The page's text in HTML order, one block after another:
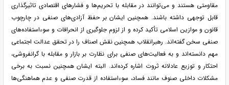
مقاومتی هستند و می‌توانند در مقابله با تحریم‌ها و فشارهای اقتصادی تاثیرگذاری
قابل توجهی داشته باشند. همچنین ایشان بر حفظ آزادی‌های صنفی در چارچوب
قانون و موازین اسلامی تأکید کرده و از لزوم جلوگیری از انحرافات و سوءاستفاده‌های
صنفی سخن گفته‌اند. رهبرانقلاب همچنین نقش اصناف را در تحقق عدالت اجتماعی
مهم دانسته‌اند و به فعالیت‌های صنفی برای نظارت بر بازار و مقابله با گرانفروشی،
احتکار و توزیع عادلانه ثروت اشاره کرده‌اند. البته ایشان همچنین نسبت به برخی
مشکلات داخلی صنوف مانند فساد، سوءاستفاده از قدرت صنفی و عدم هماهنگی‌ها